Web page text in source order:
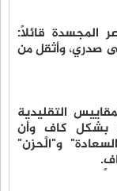
المجسدة قائلًا:
صدري، وأثقل من
التقليدية
بشكل كافٍ وأن
و"الحزن"